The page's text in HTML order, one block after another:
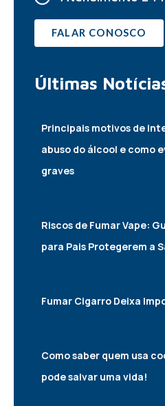
FALAR CONOSCO
Últimas
Principais motivos de
abuso do álcool e como
graves
Riscos de Fumar Vape:
para Pais Protegerem a
Fumar Cigarro Deixa
Como saber quem usa
pode salvar uma vida!